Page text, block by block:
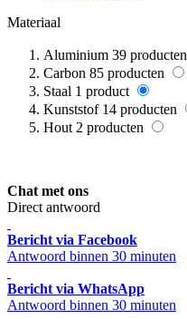
Materiaal
Aluminium 39 producten
Carbon 85 producten
Staal 1 product
Kunststof 14 producten
Hout 2 producten
Chat met ons
Direct antwoord
Bericht via Facebook
Antwoord binnen 30 minuten
Bericht via WhatsApp
Antwoord binnen 30 minuten